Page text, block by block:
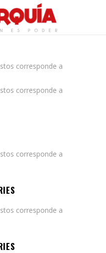
corresponde a
corresponde a
corresponde a
corresponde a